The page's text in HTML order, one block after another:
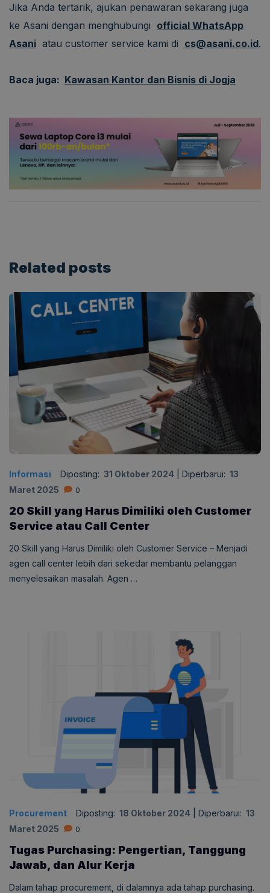
Jika Anda tertarik, ajukan penawaran sekarang juga
ke Asani dengan menghubungi official WhatsApp
Asani atau customer service kami di cs@asani.co.id.
Baca juga: Kawasan Kantor dan Bisnis di Jogja
Related posts
Informasi Diposting: 31 Oktober 2024 Diperbarui: 13
Maret 2025
0
20 Skill yang Harus Dimiliki oleh Customer
Service atau Call Center
20 Skill yang Harus Dimiliki oleh Customer Service – Menjadi
agen call center lebih dari sekedar membantu pelanggan
menyelesaikan masalah. Agen …
Procurement Diposting: 18 Oktober 2024 Diperbarui: 13
Maret 2025
0
Tugas Purchasing: Pengertian, Tanggung
Jawab, dan Alur Kerja
Dalam tahap procurement, di dalamnya ada tahap purchasing.